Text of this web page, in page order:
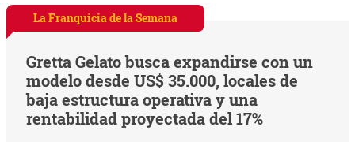
La Franquicia de la Semana
Gretta Gelato busca expandirse con un
modelo desde US$ 35.000, locales de
baja estructura operativa y una
rentabilidad proyectada del 17%